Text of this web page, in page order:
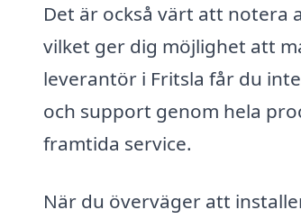
Det är också värt att notera
vilket ger dig möjlighet att
leverantör i Fritsla får du
och support genom hela
framtida service.
När du överväger att